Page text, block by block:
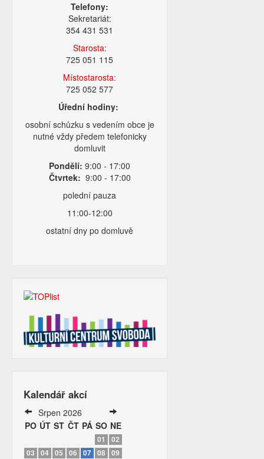
Telefony:
Sekretariát:
354 431 531
Starosta:
725 051 115
Místostarosta:
725 052 577
Úřední hodiny:
osobní schůzku s vedením obce je
nutné vždy předem telefonicky
domluvit
Pondělí: 9:00 - 17:00
Čtvrtek: 9:00 - 17:00
polední pauza
11:00-12:00
ostatní dny po domluvě
Kalendář akcí
Srpen 2026
PO ÚT ST ČT PÁ SO NE
01
02
03
04 05 06 07 08
09